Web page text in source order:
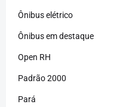
Ônibus elétrico
Ônibus em destaque
Open RH
Padrão 2000
Pará